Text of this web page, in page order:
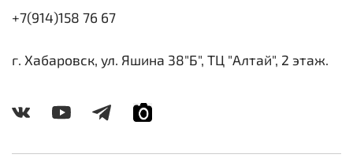
+7(914)158 76 67
г. Хабаровск, ул. Яшина 38"Б", ТЦ "Алтай", 2 этаж.